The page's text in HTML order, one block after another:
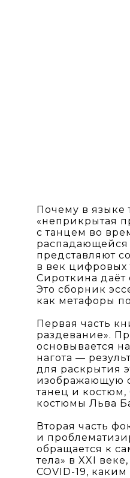
Почему в языке
«неприкрытая
с танцем во
распадающейся
представляют
в век цифровых
Сироткина даёт
Это сборник
как метафоры
Первая часть
раздевание».
основывается
нагота —
для раскрытия
изображающую
танец и костюм,
костюмы Льва
Вторая часть
и
обращается к
тела» в XXI
COVID-19,